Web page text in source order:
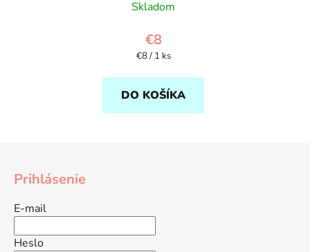
Skladom
€8
Jednotková
€8 / 1 ks
DO KOŠÍKA
Prihlásenie
E-mail
Heslo